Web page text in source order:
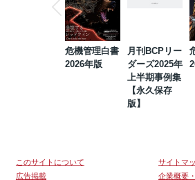
危機管理白書
2026年版
月刊BCPリー
ダーズ2025年
上半期事例集
【永久保存
版】
このサイトについて
サイトマ
広告掲載
企業概要